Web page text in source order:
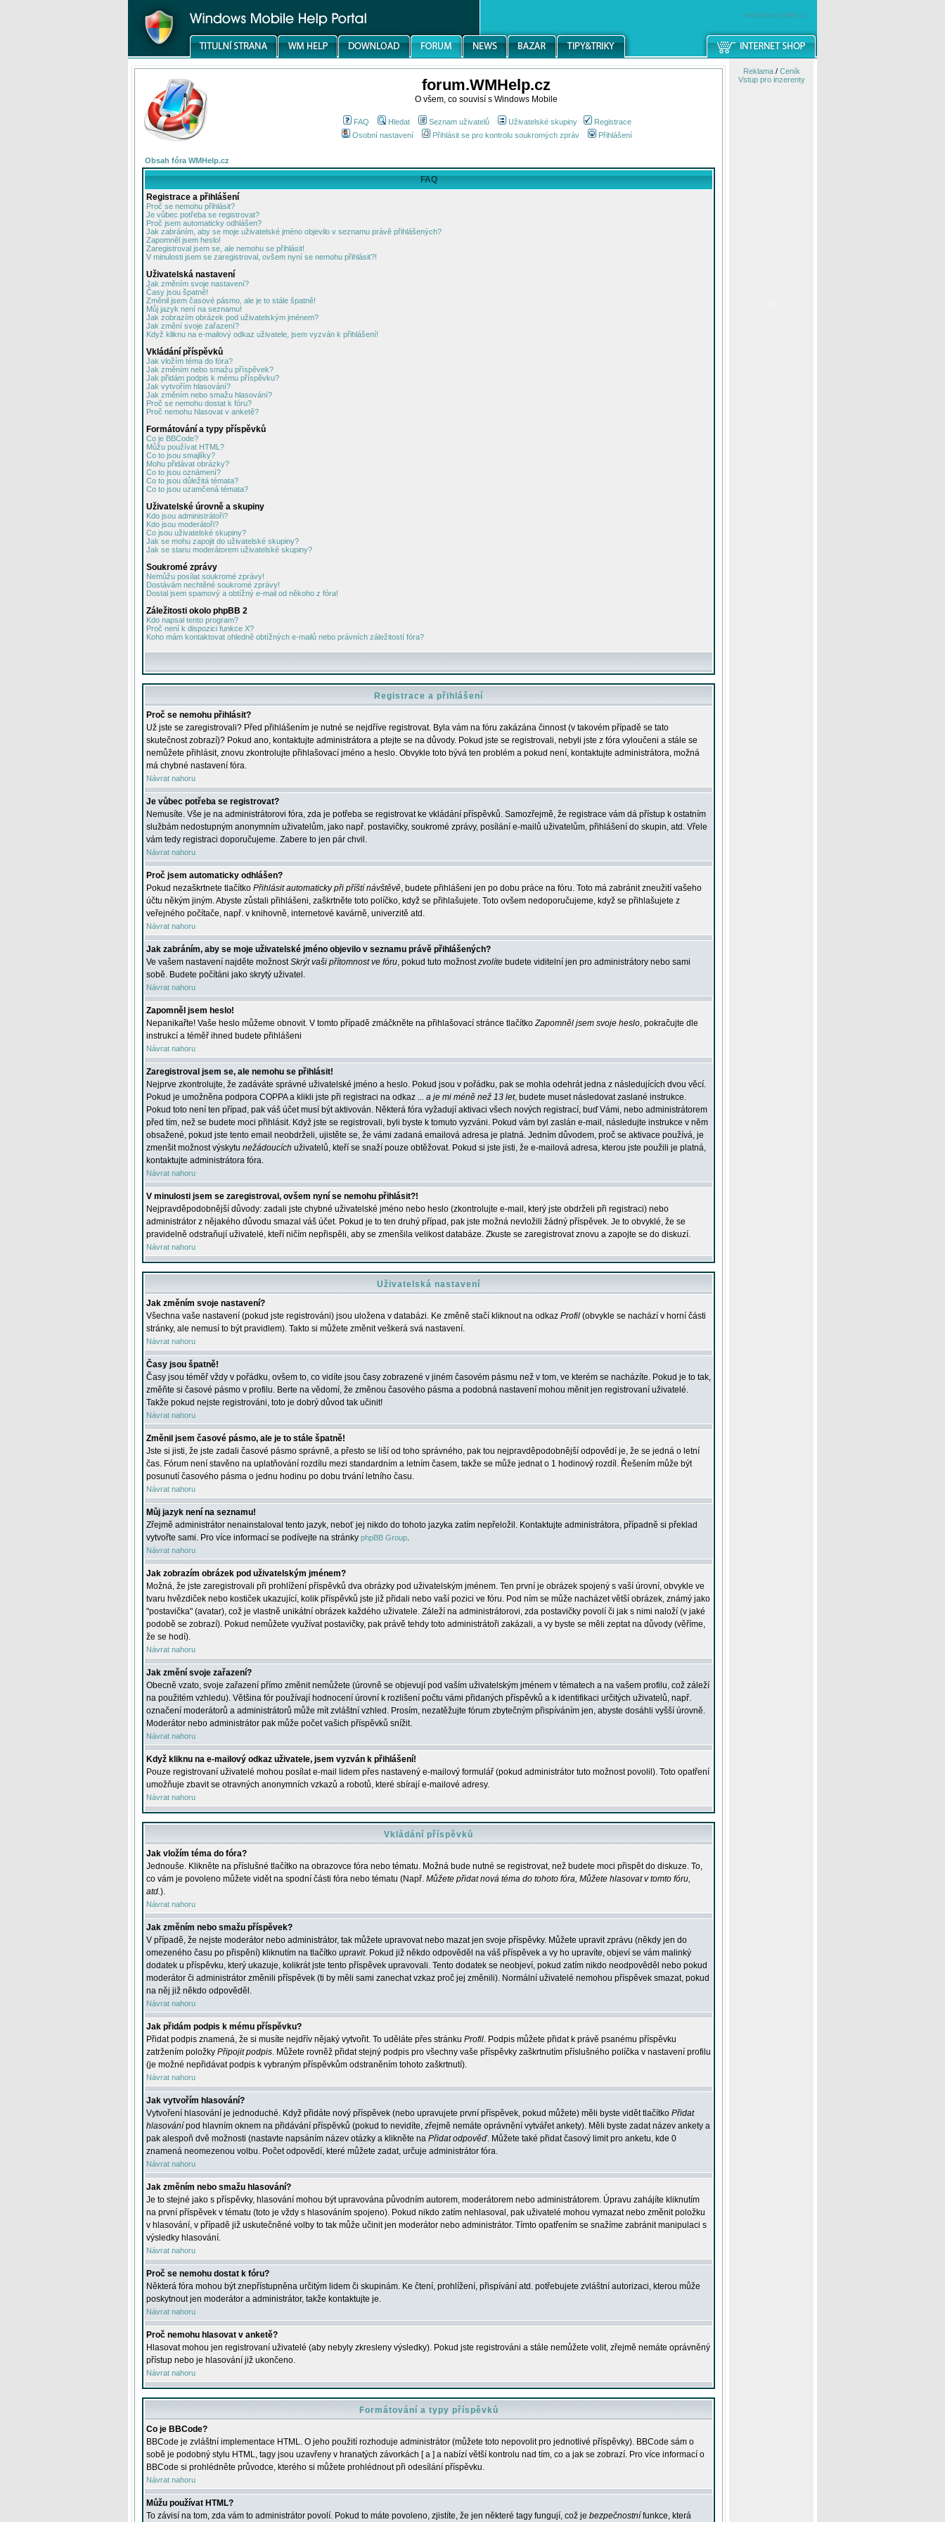
windowsmobile.cz
forum.WMHelp.cz
O všem, co souvisí s Windows Mobile
FAQ Hledat Seznam uživatelů Uživatelské skupiny
Registrace
Osobní nastavení
Přihlásit se pro kontrolu soukromých zpráv Přihlášení
Obsah fóra WMHelp.cz
FAQ
Registrace a přihlášení
Proč se nemohu přihlásit?
Je vůbec potřeba se registrovat?
Proč jsem automaticky odhlášen?
Jak zabráním, aby se moje uživatelské jméno objevilo v seznamu právě přihlášených?
Zapomněl jsem heslo!
Zaregistroval jsem se, ale nemohu se přihlásit!
V minulosti jsem se zaregistroval, ovšem nyní se nemohu přihlásit?!
Uživatelská nastavení
Jak změním svoje nastavení?
Časy jsou špatně!
Změnil jsem časové pásmo, ale je to stále špatně!
Můj jazyk není na seznamu!
Jak zobrazím obrázek pod uživatelským jménem?
Jak změní svoje zařazení?
Když kliknu na e-mailový odkaz uživatele, jsem vyzván k přihlášení!
Vkládání příspěvků
Jak vložím téma do fóra?
Jak změním nebo smažu příspěvek?
Jak přidám podpis k mému příspěvku?
Jak vytvořím hlasování?
Jak změním nebo smažu hlasování?
Proč se nemohu dostat k fóru?
Proč nemohu hlasovat v anketě?
Formátování a typy příspěvků
Co je BBCode?
Můžu používat HTML?
Co to jsou smajlíky?
Mohu přidávat obrázky?
Co to jsou oznámení?
Co to jsou důležitá témata?
Co to jsou uzamčená témata?
Uživatelské úrovně a skupiny
Kdo jsou administrátoři?
Kdo jsou moderátoři?
Co jsou uživatelské skupiny?
Jak se mohu zapojit do uživatelské skupiny?
Jak se stanu moderátorem uživatelské skupiny?
Soukromé zprávy
Nemůžu posílat soukromé zprávy!
Dostávám nechtěné soukromé zprávy!
Dostal jsem spamový a obtížný e-mail od někoho z fóra!
Záležitosti okolo phpBB 2
Kdo napsal tento program?
Proč není k dispozici funkce X?
Koho mám kontaktovat ohledně obtížných e-mailů nebo právních záležitostí fóra?
Registrace a přihlášení
Proč se nemohu přihlásit?
Už jste se zaregistrovali? Před přihlášením je nutné se nejdříve registrovat. Byla vám na fóru zakázána činnost (v takovém případě se tato
skutečnost zobrazí)? Pokud ano, kontaktujte administrátora a ptejte se na důvody. Pokud jste se registrovali, nebyli jste z fóra vyloučeni a stále se
nemůžete přihlásit, znovu zkontrolujte přihlašovací jméno a heslo. Obvykle toto bývá ten problém a pokud není, kontaktujte administrátora, možná
má chybné nastavení fóra.
Návrat nahoru
Je vůbec potřeba se registrovat?
Nemusíte. Vše je na administrátorovi fóra, zda je potřeba se registrovat ke vkládání příspěvků. Samozřejmě, že registrace vám dá přístup k ostatním
službám nedostupným anonymním uživatelům, jako např. postavičky, soukromé zprávy, posílání e-mailů uživatelům, přihlášení do skupin, atd. Vřele
vám tedy registraci doporučujeme. Zabere to jen pár chvil.
Návrat nahoru
Proč jsem automaticky odhlášen?
Pokud nezaškrtnete tlačítko Přihlásit automaticky při příští návštěvě, budete přihlášeni jen po dobu práce na fóru. Toto má zabránit zneužití vašeho
účtu někým jiným. Abyste zůstali přihlášeni, zaškrtněte toto políčko, když se přihlašujete. Toto ovšem nedoporučujeme, když se přihlašujete z
veřejného počítače, např. v knihovně, internetové kavárně, univerzitě atd.
Návrat nahoru
Jak zabráním, aby se moje uživatelské jméno objevilo v seznamu právě přihlášených?
Ve vašem nastavení najděte možnostSkrýt vaši přítomnost ve fóru, pokud tuto možnostzvolíte budete viditelní jen pro administrátory nebo sami
sobě. Budete počítáni jako skrytý uživatel.
Návrat nahoru
Zapomněl jsem heslo!
Nepanikařte! Vaše heslo můžeme obnovit. V tomto případě zmáčkněte na přihlašovací stránce tlačítkoZapomněl jsem svoje heslo, pokračujte dle
instrukcí a téměř ihned budete přihlášeni
Návrat nahoru
Zaregistroval jsem se, ale nemohu se přihlásit!
Nejprve zkontrolujte, že zadáváte správné uživatelské jméno a heslo. Pokud jsou v pořádku, pak se mohla odehrát jedna z následujících dvou věcí.
Pokud je umožněna podpora COPPA a klikli jste při registraci na odkaz ... a je mi méně než 13 let, budete muset následovat zaslané instrukce.
Pokud toto není ten případ, pak váš účet musí být aktivován. Některá fóra vyžadují aktivaci všech nových registrací, buď Vámi, nebo administrátorem
před tím, než se budete moci přihlásit. Když jste se registrovali, byli byste k tomuto vyzváni. Pokud vám byl zaslán e-mail, následujte instrukce v něm
obsažené, pokud jste tento email neobdrželi, ujistěte se, že vámi zadaná emailová adresa je platná. Jedním důvodem, proč se aktivace používá, je
zmenšit možnost výskytu nežádoucích uživatelů, kteří se snaží pouze obtěžovat. Pokud si jste jisti, že e-mailová adresa, kterou jste použili je platná,
kontaktujte administrátora fóra.
Návrat nahoru
V minulosti jsem se zaregistroval, ovšem nyní se nemohu přihlásit?!
Nejpravděpodobnější důvody: zadali jste chybné uživatelské jméno nebo heslo (zkontrolujte e-mail, který jste obdrželi při registraci) nebo
administrátor z nějakého důvodu smazal váš účet. Pokud je to ten druhý případ, pak jste možná nevložili žádný příspěvek. Je to obvyklé, že se
pravidelně odstraňují uživatelé, kteří ničím nepřispěli, aby se zmenšila velikost databáze. Zkuste se zaregistrovat znovu a zapojte se do diskuzí.
Návrat nahoru
Uživatelská nastavení
Jak změním svoje nastavení?
Všechna vaše nastavení (pokud jste registrováni) jsou uložena v databázi. Ke změně stačí kliknout na odkaz Profil (obvykle se nachází v horní části
stránky, ale nemusí to být pravidlem). Takto si můžete změnit veškerá svá nastavení.
Návrat nahoru
Časy jsou špatně!
Časy jsou téměř vždy v pořádku, ovšem to, co vidíte jsou časy zobrazené v jiném časovém pásmu než v tom, ve kterém se nacházíte. Pokud je to tak,
změňte si časové pásmo v profilu. Berte na vědomí, že změnou časového pásma a podobná nastavení mohou měnit jen registrovaní uživatelé.
Takže pokud nejste registrováni, toto je dobrý důvod tak učinit!
Návrat nahoru
Změnil jsem časové pásmo, ale je to stále špatně!
Jste si jisti, že jste zadali časové pásmo správně, a přesto se liší od toho správného, pak tou nejpravděpodobnější odpovědí je, že se jedná o letní
čas. Fórum není stavěno na uplatňování rozdílu mezi standardním a letním časem, takže se může jednat o 1 hodinový rozdíl. Řešením může být
posunutí časového pásma o jednu hodinu po dobu trvání letního času.
Návrat nahoru
Můj jazyk není na seznamu!
Zřejmě administrátor nenainstaloval tento jazyk, neboť jej nikdo do tohoto jazyka zatím nepřeložil. Kontaktujte administrátora, případně si překlad
vytvořte sami. Pro více informací se podívejte na stránky phpBB Group.
Návrat nahoru
Jak zobrazím obrázek pod uživatelským jménem?
Možná, že jste zaregistrovali při prohlížení příspěvků dva obrázky pod uživatelským jménem. Ten první je obrázek spojený s vaší úrovní, obvykle ve
tvaru hvězdiček nebo kostiček ukazující, kolik příspěvků jste již přidali nebo vaší pozici ve fóru. Pod ním se může nacházet větší obrázek, známý jako
"postavička" (avatar), což je vlastně unikátní obrázek každého uživatele. Záleží na administrátorovi, zda postavičky povolí či jak s nimi naloží (v jaké
podobě se zobrazí). Pokud nemůžete využívat postavičky, pak právě tehdy toto administrátoři zakázali, a vy byste se měli zeptat na důvody (věříme,
že se hodí).
Návrat nahoru
Jak změní svoje zařazení?
Obecně vzato, svoje zařazení přímo změnit nemůžete (úrovně se objevují pod vaším uživatelským jménem v tématech a na vašem profilu, což záleží
na použitém vzhledu). Většina fór používají hodnocení úrovní k rozlišení počtu vámi přidaných příspěvků a k identifikaci určitých uživatelů, např.
označení moderátorů a administrátorů může mít zvláštní vzhled. Prosím, nezatěžujte fórum zbytečným přispíváním jen, abyste dosáhli vyšší úrovně.
Moderátor nebo administrátor pak může počet vašich příspěvků snížit.
Návrat nahoru
Když kliknu na e-mailový odkaz uživatele, jsem vyzván k přihlášení!
Pouze registrovaní uživatelé mohou posílat e-mail lidem přes nastavený e-mailový formulář (pokud administrátor tuto možnost povolil). Toto opatření
umožňuje zbavit se otravných anonymních vzkazů a robotů, které sbírají e-mailové adresy.
Návrat nahoru
Vkládání příspěvků
Jak vložím téma do fóra?
Jednouše. Klikněte na příslušné tlačítko na obrazovce fóra nebo tématu. Možná bude nutné se registrovat, než budete moci přispět do diskuze. To,
co vám je povoleno můžete vidět na spodní části fóra nebo tématu (Např. Můžete přidat nová téma do tohoto fóra, Můžete hlasovat v tomto fóru,
atd.).
Návrat nahoru
Jak změním nebo smažu příspěvek?
V případě, že nejste moderátor nebo administrátor, tak můžete upravovat nebo mazat jen svoje příspěvky. Můžete upravit zprávu (někdy jen do
omezeného času po přispění) kliknutím na tlačítko upravit. Pokud již někdo odpověděl na váš příspěvek a vy ho upravíte, objeví se vám malinký
dodatek u příspěvku, který ukazuje, kolikrát jste tento příspěvek upravovali. Tento dodatek se neobjeví, pokud zatím nikdo neodpověděl nebo pokud
moderátor či administrátor změnili příspěvek (ti by měli sami zanechat vzkaz proč jej změnili). Normální uživatelé nemohou příspěvek smazat, pokud
na něj již někdo odpověděl.
Návrat nahoru
Jak přidám podpis k mému příspěvku?
Přidat podpis znamená, že si musíte nejdřív nějaký vytvořit. To uděláte přes stránku Profil. Podpis můžete přidat k právě psanému příspěvku
zatržením položky Připojit podpis. Můžete rovněž přidat stejný podpis pro všechny vaše příspěvky zaškrtnutím příslušného políčka v nastavení profilu
(je možné nepřidávat podpis k vybraným příspěvkům odstraněním tohoto zaškrtnutí).
Návrat nahoru
Jak vytvořím hlasování?
Vytvoření hlasování je jednoduché. Když přidáte nový příspěvek (nebo upravujete první příspěvek, pokud můžete) měli byste vidět tlačítko Přidat
hlasování pod hlavním oknem na přidávání příspěvků (pokud to nevidíte, zřejmě nemáte oprávnění vytvářet ankety). Měli byste zadat název ankety a
pak alespoň dvě možnosti (nastavte napsáním název otázky a klikněte na Přidat odpověď. Můžete také přidat časový limit pro anketu, kde 0
znamená neomezenou volbu. Počet odpovědí, které můžete zadat, určuje administrátor fóra.
Návrat nahoru
Jak změním nebo smažu hlasování?
Je to stejné jako s příspěvky, hlasování mohou být upravována původním autorem, moderátorem nebo administrátorem. Úpravu zahájíte kliknutím
na první příspěvek v tématu (toto je vždy s hlasováním spojeno). Pokud nikdo zatím nehlasoval, pak uživatelé mohou vymazat nebo změnit položku
v hlasování, v případě již uskutečněné volby to tak může učinit jen moderátor nebo administrátor. Tímto opatřením se snažíme zabránit manipulaci s
výsledky hlasování.
Návrat nahoru
Proč se nemohu dostat k fóru?
Některá fóra mohou být znepřístupněna určitým lidem či skupinám. Ke čtení, prohlížení, přispívání atd. potřebujete zvláštní autorizaci, kterou může
poskytnout jen moderátor a administrátor, takže kontaktujte je.
Návrat nahoru
Proč nemohu hlasovat v anketě?
Hlasovat mohou jen registrovaní uživatelé (aby nebyly zkresleny výsledky). Pokud jste registrováni a stále nemůžete volit, zřejmě nemáte oprávněný
přístup nebo je hlasování již ukončeno.
Návrat nahoru
Formátování a typy příspěvků
Co je BBCode?
BBCode je zvláštní implementace HTML. O jeho použití rozhoduje administrátor (můžete toto nepovolit pro jednotlivé příspěvky). BBCode sám o
sobě je podobný stylu HTML, tagy jsou uzavřeny v hranatých závorkách [ a ] a nabízí větší kontrolu nad tím, co a jak se zobrazí. Pro více informací o
BBCode si prohlédněte průvodce, kterého si můžete prohlédnout při odesílání příspěvku.
Návrat nahoru
Můžu používat HTML?
To závisí na tom, zda vám to administrátor povolí. Pokud to máte povoleno, zjistíte, že jen některé tagy fungují, což je bezpečnostní funkce, která
Reklama/ Ceník
Vstup pro inzerenty